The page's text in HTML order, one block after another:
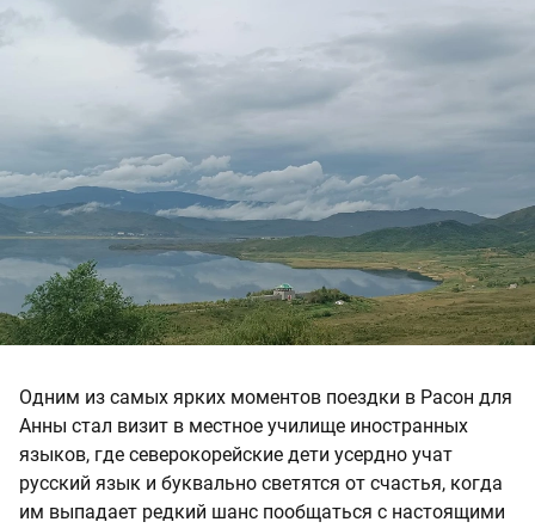
Одним из самых ярких моментов поездки в Расон для
Анны стал визит в местное училище иностранных
языков, где северокорейские дети усердно учат
русский язык и буквально светятся от счастья, когда
им выпадает редкий шанс пообщаться с настоящими